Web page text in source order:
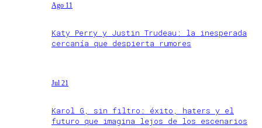
Ago 11
Katy Perry y Justin Trudeau: la inesperada
cercanía que despierta rumores
Jul 21
Karol G, sin filtro: éxito, haters y el
futuro que imagina lejos de los escenarios